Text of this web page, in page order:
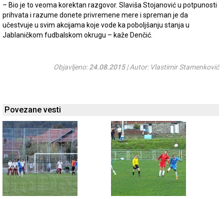
– Bio je to veoma korektan razgovor. Slaviša Stojanović u potpunosti
prihvata i razume donete privremene mere i spreman je da
učestvuje u svim akcijama koje vode ka poboljšanju stanja u
Jablaničkom fudbalskom okrugu – kaže Denčić.
Objavljeno:24.08.2015| Autor: Vlastimir Stamenković
Povezane vesti